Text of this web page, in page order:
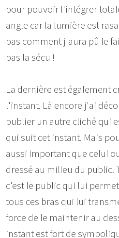
pour pouvoir l'intégrer
angle car la lumière est
pas comment j'aura pû le
pas la sécu !
La dernière est également
l'instant. Là encore j'ai
publier un autre cliché qui
qui suit cet instant. Mais
aussi important que celui
dressé au milieu du public.
c'est le public qui lui
tous ces bras qui lui
force de le maintenir au
instant est fort de